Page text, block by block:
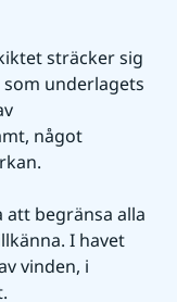
sträcker sig
underlagets
något
begränsa alla
I havet
vinden, i